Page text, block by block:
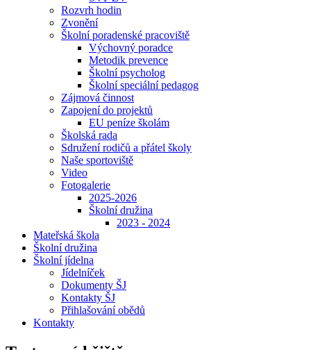
Rozvrh hodin
Zvonění
Školní poradenské pracoviště
Výchovný poradce
Metodik prevence
Školní psycholog
Školní speciální pedagog
Zájmová činnost
Zapojení do projektů
EU peníze školám
Školská rada
Sdružení rodičů a přátel školy
Naše sportoviště
Video
Fotogalerie
2025-2026
Školní družina
2023 - 2024
Mateřská škola
Školní družina
Školní jídelna
Jídelníček
Dokumenty ŠJ
Kontakty ŠJ
Přihlašování obědů
Kontakty